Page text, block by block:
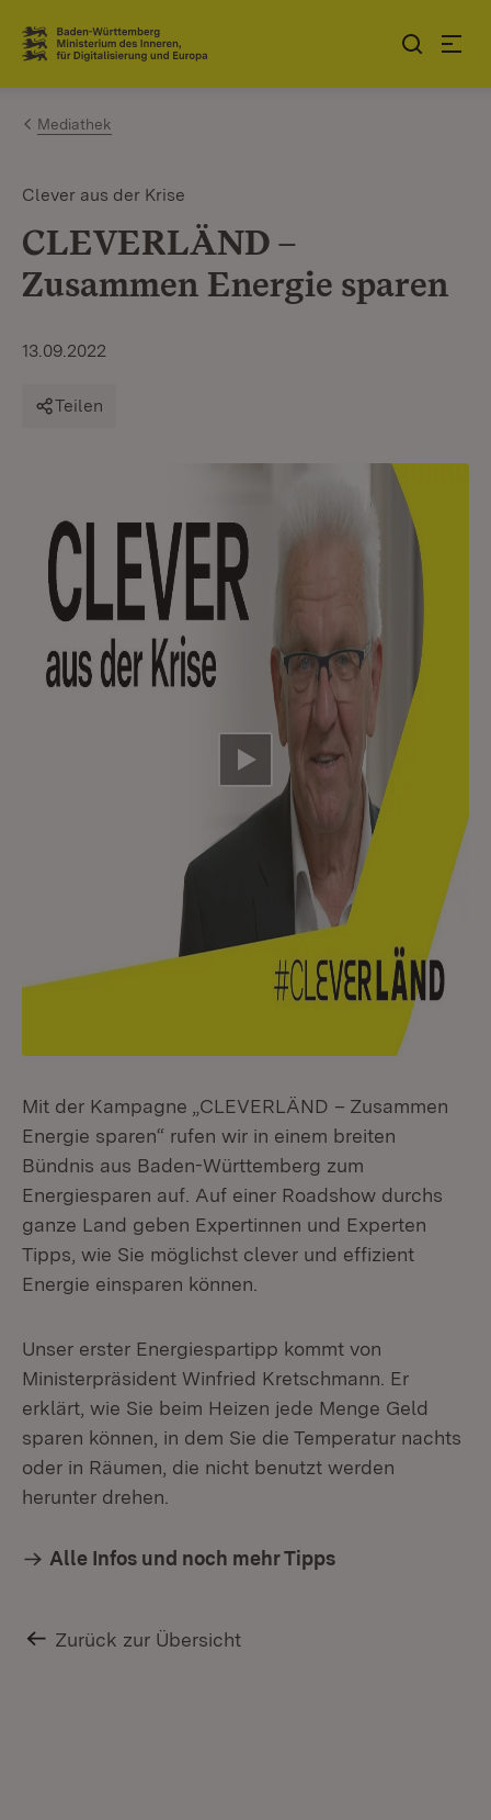
Zum Inhalt springen
Link zur Startseite
Mediathek
Clever aus der Krise
CLEVERLÄND –
Zusammen Energie sparen
13.09.2022
Teilen
Video abspielen
Mit der Kampagne „CLEVERLÄND – Zusammen
Energie sparen“ rufen wir in einem breiten
Bündnis aus Baden-Württemberg zum
Energiesparen auf. Auf einer Roadshow durchs
ganze Land geben Expertinnen und Experten
Tipps, wie Sie möglichst clever und effizient
Energie einsparen können.
Unser erster Energiespartipp kommt von
Ministerpräsident Winfried Kretschmann. Er
erklärt, wie Sie beim Heizen jede Menge Geld
sparen können, in dem Sie die Temperatur nachts
oder in Räumen, die nicht benutzt werden
herunter drehen.
Alle Infos und noch mehr Tipps
Zurück zur Übersicht